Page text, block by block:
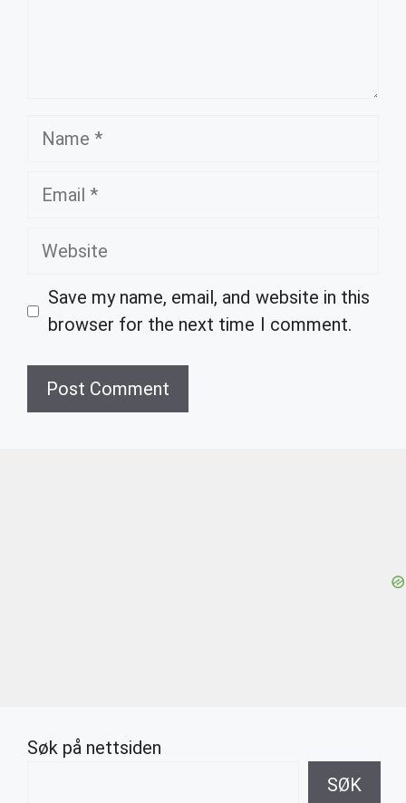
Name
Email
Website
Save my name, email, and website in this
browser for the next time I comment.
Søk på nettsiden
SØK